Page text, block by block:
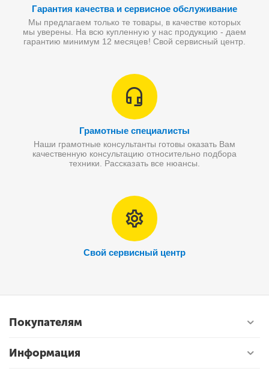
Гарантия качества и сервисное обслуживание
Мы предлагаем только те товары, в качестве которых
мы уверены. На всю купленную у нас продукцию - даем
гарантию минимум 12 месяцев! Свой сервисный центр.
Грамотные специалисты
Наши грамотные консультанты готовы оказать Вам
качественную консультацию относительно подбора
техники. Рассказать все нюансы.
Свой сервисный центр
Покупателям
Информация